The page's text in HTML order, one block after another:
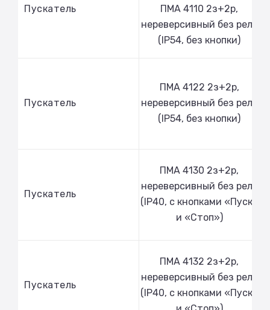
Пускатель
ПМА 4110 2з+2р,
нереверсивный без реле
(IP54, без кнопки)
Пускатель
ПМА 4122 2з+2р,
нереверсивный без реле
(IP54, без кнопки)
Пускатель
ПМА 4130 2з+2р,
нереверсивный без реле
(IP40, с кнопками «Пуск»
и «Стоп»)
Пускатель
ПМА 4132 2з+2р,
нереверсивный без реле
(IP40, с кнопками «Пуск»